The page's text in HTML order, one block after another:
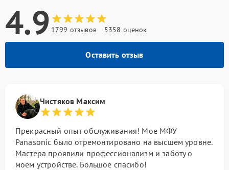
4.9 1799 отзывов 5358 оценок
Оставить отзыв
Чистяков Максим
Прекрасный опыт обслуживания! Мое МФУ
Panasonic было отремонтировано на высшем уровне.
Мастера проявили профессионализм и заботу о
моем устройстве. Большое спасибо!